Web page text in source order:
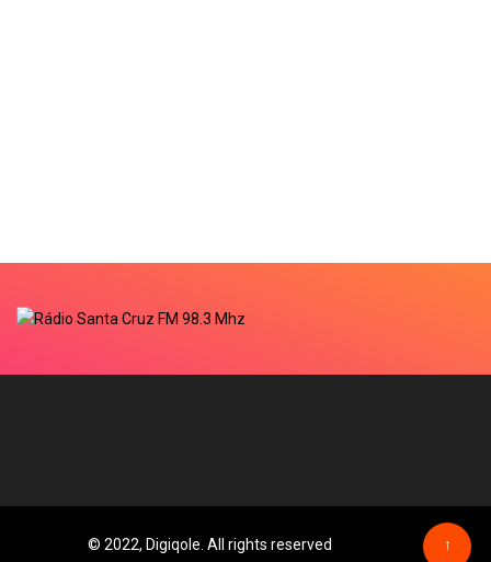
© 2022, Digiqole. All rights reserved ↑